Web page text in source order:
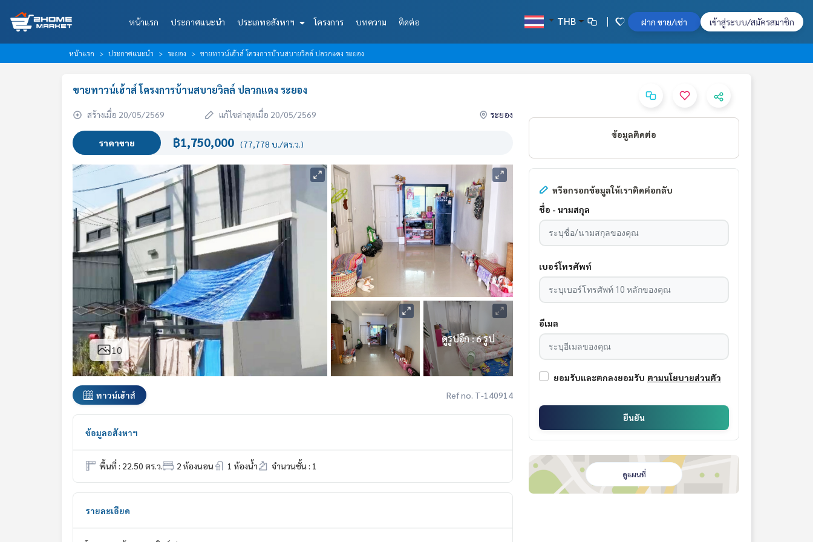
หน้าแรก ประกาศแนะนำ ประเภทอสังหาฯ โครงการ บทความ ติดต่อ THB ฝาก ขาย/เช่า เข้าสู่ระบบ/สมัครสมาชิก
หน้าแรก ประกาศแนะนำ ระยอง ขายทาวน์เฮ้าส์ โครงการบ้านสบายวิลล์ ปลวกแดง ระยอง
ขายทาวน์เฮ้าส์ โครงการบ้านสบายวิลล์ ปลวกแดง ระยอง
สร้างเมื่อ 20/05/2569 แก้ไขล่าสุดเมื่อ 20/05/2569 ระยอง
ราคาขาย ฿1,750,000 (77,778 บ./ตร.ว.)
10
ดูรูปอีก : 6 รูป
ทาวน์เฮ้าส์ Ref no. T-140914
ข้อมูลอสังหาฯ
พื้นที่ : 22.50 ตร.ว. 2 ห้องนอน 1 ห้องน้ำ จำนวนชั้น : 1
รายละเอียด
ข้อมูลติดต่อ
หรือกรอกข้อมูลให้เราติดต่อกลับ
ชื่อ - นามสกุล
เบอร์โทรศัพท์
อีเมล
ยอมรับและตกลงยอมรับ ตามนโยบายส่วนตัว
ยืนยัน
ดูแผนที่